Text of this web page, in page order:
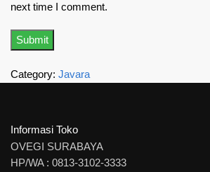
next time I comment.
Category: Javara
Informasi Toko
OVEGI SURABAYA
HP/WA : 0813-3102-3333